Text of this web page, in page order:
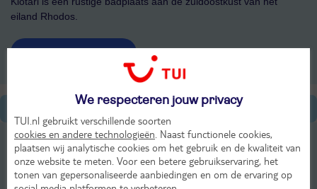
eiland Rhodos.
Eten & Drinken in Kiotari
Kinderen in Kiotari
We respecteren jouw privacy
TUI.nl gebruikt verschillende soorten
cookies en andere technologieën . Naast functionele cookies,
plaatsen wij analytische cookies om het gebruik en de kwaliteit van
onze website te meten. Voor een betere gebruikservaring, het
tonen van gepersonaliseerde aanbiedingen en om de ervaring op